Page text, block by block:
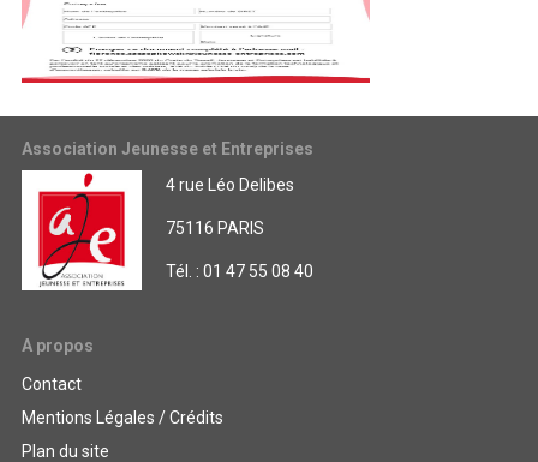
Association Jeunesse et Entreprises
4 rue Léo Delibes
75116 PARIS
Tél. : 01 47 55 08 40
A propos
Contact
Mentions Légales / Crédits
Plan du site